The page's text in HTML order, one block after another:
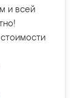
и всей